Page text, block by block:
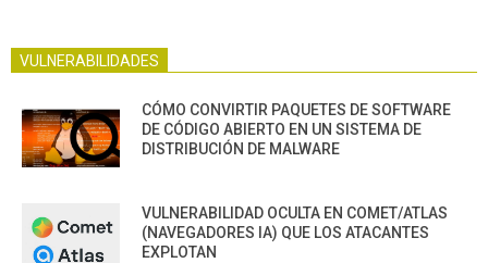
VULNERABILIDADES
CÓMO CONVIRTIR PAQUETES DE SOFTWARE
DE CÓDIGO ABIERTO EN UN SISTEMA DE
DISTRIBUCIÓN DE MALWARE
VULNERABILIDAD OCULTA EN COMET/ATLAS
(NAVEGADORES IA) QUE LOS ATACANTES
EXPLOTAN